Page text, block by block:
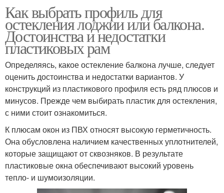
Как выбрать профиль для
остекления лоджии или балкона.
Достоинства и недостатки
пластиковых рам
Определяясь, какое остекление балкона лучше, следует
оценить достоинства и недостатки вариантов. У
конструкций из пластикового профиля есть ряд плюсов и
минусов. Прежде чем выбирать пластик для остекления,
с ними стоит ознакомиться.
К плюсам окон из ПВХ относят высокую герметичность.
Она обусловлена наличием качественных уплотнителей,
которые защищают от сквозняков. В результате
пластиковые окна обеспечивают высокий уровень
тепло- и шумоизоляции.